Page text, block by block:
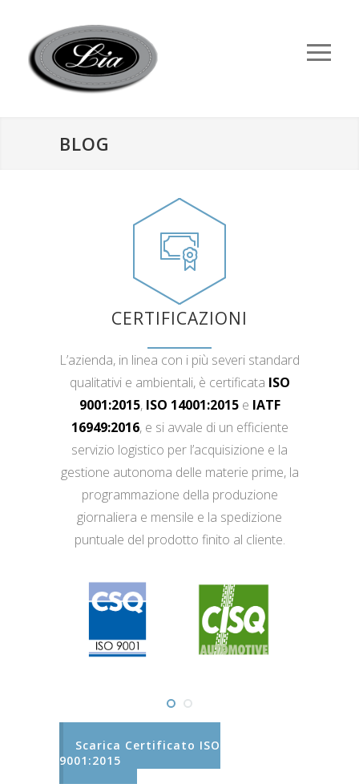
BLOG
CERTIFICAZIONI
L’azienda, in linea con i più severi standard
qualitativi e ambientali, è certificata ISO
9001:2015, ISO 14001:2015e IATF
16949:2016, e si avvale di un efficiente
servizio logistico per l’acquisizione e la
gestione autonoma delle materie prime, la
programmazione della produzione
giornaliera e mensile e la spedizione
puntuale del prodotto finito al cliente.
Scarica Certificato ISO
9001:2015